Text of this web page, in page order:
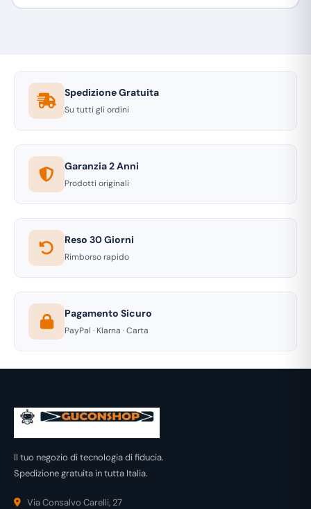
Spedizione Gratuita
Su tutti gli ordini
Garanzia 2 Anni
Prodotti originali
Reso 30 Giorni
Rimborso rapido
Pagamento Sicuro
PayPal · Klarna · Carta
Il tuo negozio di tecnologia di fiducia.
Spedizione gratuita in tutta Italia.
Via Consalvo Carelli, 27